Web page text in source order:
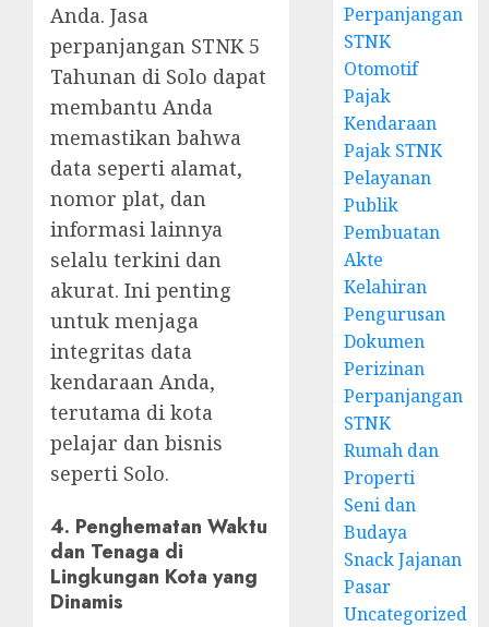
Anda. Jasa
perpanjangan STNK 5
Tahunan di Solo dapat
membantu Anda
memastikan bahwa
data seperti alamat,
nomor plat, dan
informasi lainnya
selalu terkini dan
akurat. Ini penting
untuk menjaga
integritas data
kendaraan Anda,
terutama di kota
pelajar dan bisnis
seperti Solo.
4. Penghematan Waktu
dan Tenaga di
Lingkungan Kota yang
Dinamis
Perpanjangan
STNK
Otomotif
Pajak
Kendaraan
Pajak STNK
Pelayanan
Publik
Pembuatan
Akte
Kelahiran
Pengurusan
Dokumen
Perizinan
Perpanjangan
STNK
Rumah dan
Properti
Seni dan
Budaya
Snack Jajanan
Pasar
Uncategorized